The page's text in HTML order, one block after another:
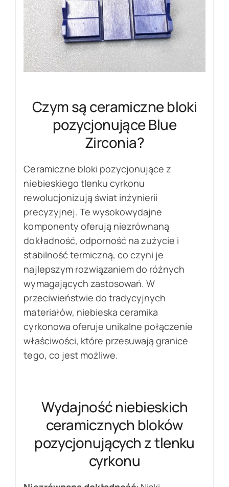
Czym są ceramiczne bloki
pozycjonujące Blue
Zirconia?
Ceramiczne bloki pozycjonujące z
niebieskiego tlenku cyrkonu
rewolucjonizują świat inżynierii
precyzyjnej. Te wysokowydajne
komponenty oferują niezrównaną
dokładność, odporność na zużycie i
stabilność termiczną, co czyni je
najlepszym rozwiązaniem do różnych
wymagających zastosowań. W
przeciwieństwie do tradycyjnych
materiałów, niebieska ceramika
cyrkonowa oferuje unikalne połączenie
właściwości, które przesuwają granice
tego, co jest możliwe.
Wydajność niebieskich
ceramicznych bloków
pozycjonujących z tlenku
cyrkonu